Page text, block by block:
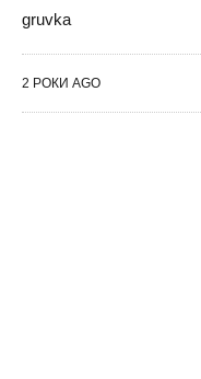
gruvka
2 РОКИ AGO